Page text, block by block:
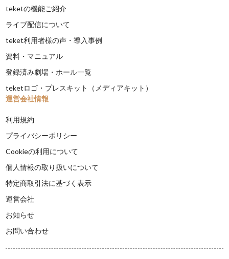
teketの機能ご紹介
ライブ配信について
teket利用者様の声・導入事例
資料・マニュアル
登録済み劇場・ホール一覧
teketロゴ・プレスキット（メディアキット）
運営会社情報
利用規約
プライバシーポリシー
Cookieの利用について
個人情報の取り扱いについて
特定商取引法に基づく表示
運営会社
お知らせ
お問い合わせ